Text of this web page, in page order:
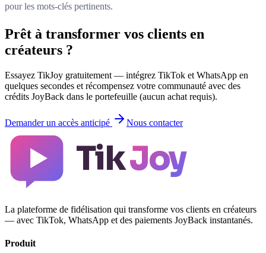
pour les mots-clés pertinents.
Prêt à transformer vos clients en
créateurs ?
Essayez TikJoy gratuitement — intégrez TikTok et WhatsApp en
quelques secondes et récompensez votre communauté avec des
crédits JoyBack dans le portefeuille (aucun achat requis).
Demander un accès anticipé Nous contacter
TikJoy
La plateforme de fidélisation qui transforme vos clients en créateurs
— avec TikTok, WhatsApp et des paiements JoyBack instantanés.
Produit